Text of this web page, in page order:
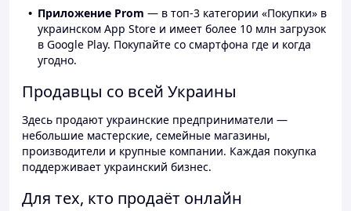
Приложение Prom — в топ-3 категории «Покупки» в
украинском App Store и имеет более 10 млн загрузок
в Google Play. Покупайте со смартфона где и когда
угодно.
Продавцы со всей Украины
Здесь продают украинские предприниматели —
небольшие мастерские, семейные магазины,
производители и крупные компании. Каждая покупка
поддерживает украинский бизнес.
Для тех, кто продаёт онлайн